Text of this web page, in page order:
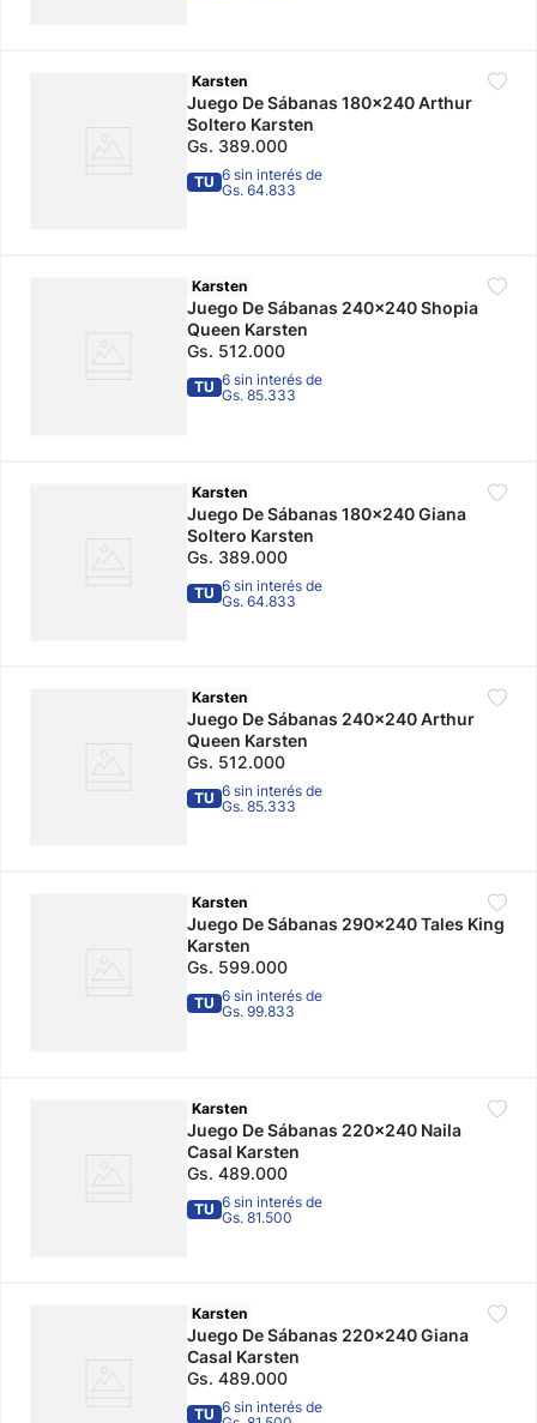
Karsten
Juego De Sábanas 180x240 Arthur
Soltero Karsten
Gs. 389.000
TU 6 sin interés de
Gs. 64.833
Karsten
Juego De Sábanas 240x240 Shopia
Queen Karsten
Gs. 512.000
TU 6 sin interés de
Gs. 85.333
Karsten
Juego De Sábanas 180x240 Giana
Soltero Karsten
Gs. 389.000
TU 6 sin interés de
Gs. 64.833
Karsten
Juego De Sábanas 240x240 Arthur
Queen Karsten
Gs. 512.000
TU 6 sin interés de
Gs. 85.333
Karsten
Juego De Sábanas 290x240 Tales King
Karsten
Gs. 599.000
TU 6 sin interés de
Gs. 99.833
Karsten
Juego De Sábanas 220x240 Naila
Casal Karsten
Gs. 489.000
TU 6 sin interés de
Gs. 81.500
Karsten
Juego De Sábanas 220x240 Giana
Casal Karsten
Gs. 489.000
TU 6 sin interés de